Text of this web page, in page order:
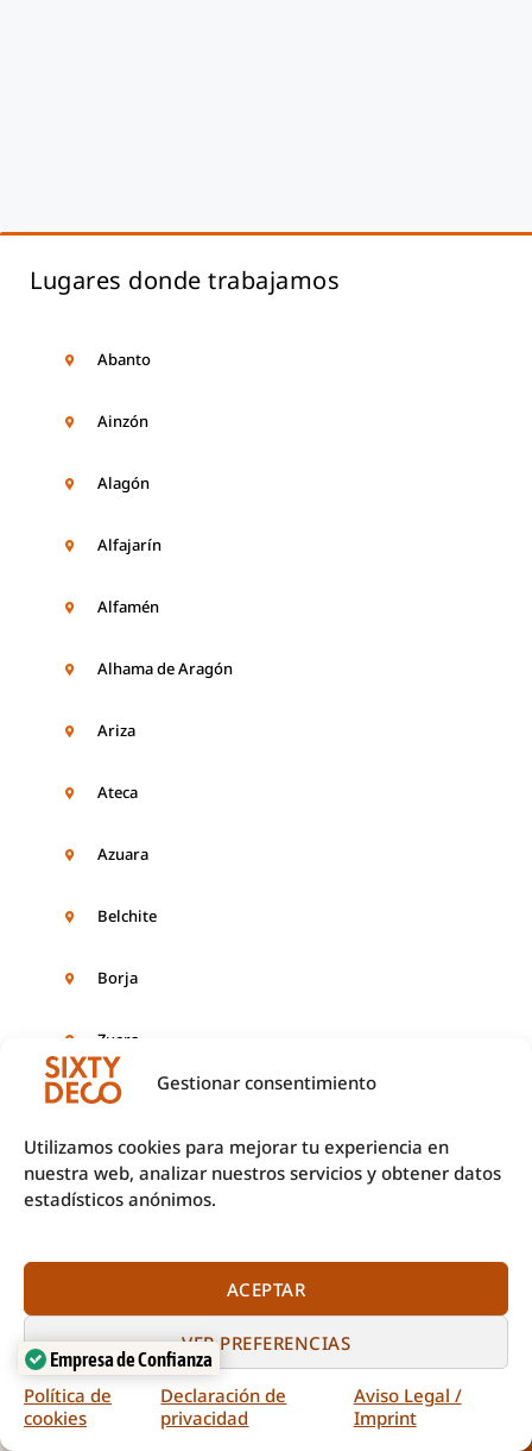
Gestionar consentimiento
Utilizamos cookies para mejorar tu experiencia en
nuestra web, analizar nuestros servicios y obtener datos
estadísticos anónimos.
ACEPTAR
VER PREFERENCIAS
Política de
cookies
Declaración de
privacidad
Aviso Legal /
Imprint
Lugares donde trabajamos
Abanto
Ainzón
Alagón
Alfajarín
Alfamén
Alhama de Aragón
Ariza
Ateca
Azuara
Belchite
Borja
Zuera
Bujaraloz
Calatorao
Calmarza
Llamar Pedir presupuesto
Empresa de Confianza
Verificado por:Trustindex